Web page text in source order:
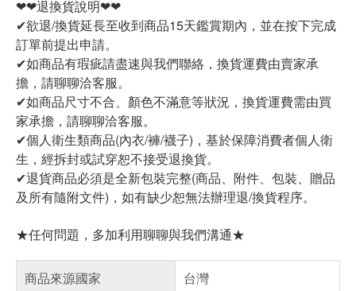
❤❤退換貨說明❤❤
✔欲退/換貨延長至收到商品15天鑑賞期內，並在按下完成
訂單前提出申請。
✔如商品有瑕疵請盡速與我們聯絡，換貨運費由賣家承
擔，請聊聊洽客服。
✔如商品尺寸不合、顏色不滿意等狀況，換貨運費需由買
家承擔，請聊聊洽客服。
✔個人衛生類商品(內衣/褲/襪子)，基於保障消費者個人衛
生，經拆封或試穿恕不接受退換貨。
✔退貨商品必須是全新包裝完整(商品、附件、包裝、贈品
及所有隨附文件)，如有缺少恕無法辦理退/換貨程序。
★任何問題，多加利用聊聊與我們溝通★
商品來源國家
台灣